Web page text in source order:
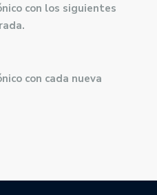
con los siguientes
con cada nueva